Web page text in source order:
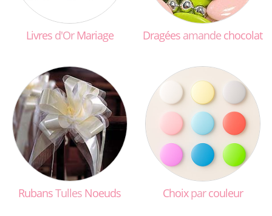
Livres d'OrMariage Dragées amande chocolat
RubansTulles Noeuds Choixparcouleur